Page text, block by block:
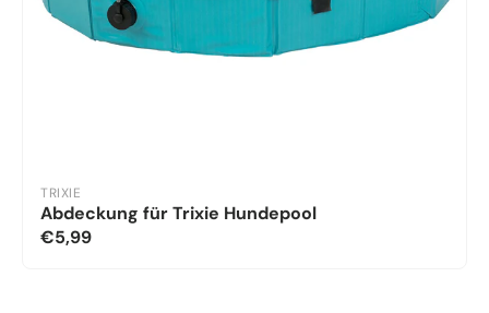
TRIXIE
Abdeckung für Trixie Hundepool
€5,99